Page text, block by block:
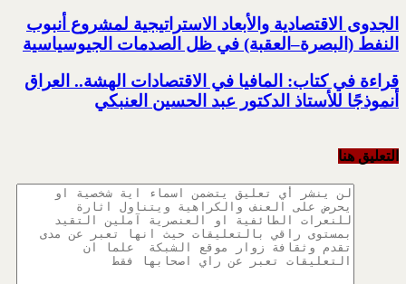
الجدوى الاقتصادية والأبعاد الاستراتيجية لمشروع أنبوب
النفط (البصرة–العقبة) ‏في ظل الصدمات الجيوسياسية
قراءة في كتاب: المافيا في الاقتصادات الهشة.. العراق
أنموذجًا للأستاذ الدكتور عبد الحسين العنبكي
التعليق هنا